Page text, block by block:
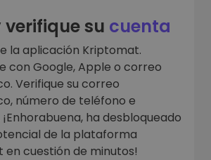
verifique su cuenta
la aplicación Kriptomat.
con Google, Apple o correo
Verifique su correo
número de teléfono e
ha desbloqueado
de la plataforma
en cuestión de minutos!